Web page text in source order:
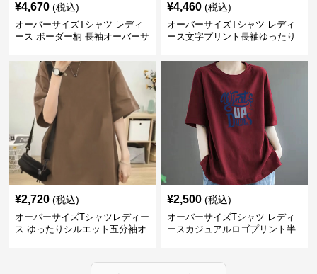
¥4,670 (税込)
オーバーサイズTシャツ レディ
ース ボーダー柄 長袖オーバーサ
¥4,460 (税込)
オーバーサイズTシャツ レディ
ース文字プリント長袖ゆったり
¥2,720 (税込)
オーバーサイズTシャツレディー
ス ゆったりシルエット五分袖オ
¥2,500 (税込)
オーバーサイズTシャツ レディ
ースカジュアルロゴプリント半